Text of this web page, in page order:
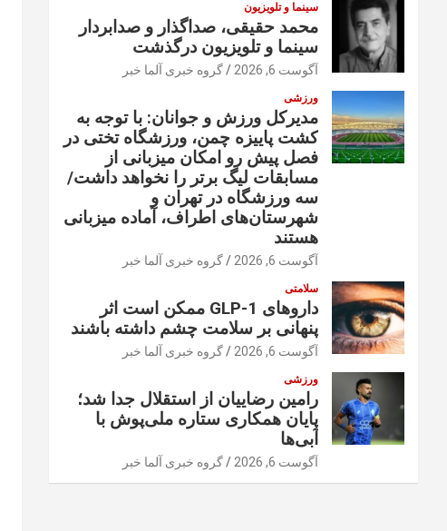
سینما و تلویزیون
محمد حقیقی، صداگذار و صدابردار
سینما و تلویزیون درگذشت
آگوست 6, 2026 گروه خبری آلما خبر
ورزشی
مدیرکل ورزش و جوانان: با توجه به
کشت پاییزه چمن، ورزشگاه تختی در
فصل پیش رو امکان میزبانی از
مسابقات لیگ برتر را نخواهد داشت/
سه ورزشگاه در تهران و
شهرستان‌های اطراف، آماده میزبانی
هستند
آگوست 6, 2026 گروه خبری آلما خبر
سلامتی
داروهای GLP-1 ممکن است اثر
پنهانی بر سلامت چشم داشته باشند
آگوست 6, 2026 گروه خبری آلما خبر
ورزشی
رامین رضاییان از استقلال جدا شد؛
پایان همکاری ستاره ملی‌پوش با
آبی‌ها
آگوست 6, 2026 گروه خبری آلما خبر